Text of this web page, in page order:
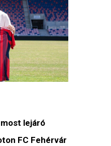
lejáró
FC Fehérvár